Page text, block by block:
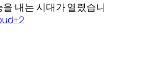
내는 시대가 열렸습니